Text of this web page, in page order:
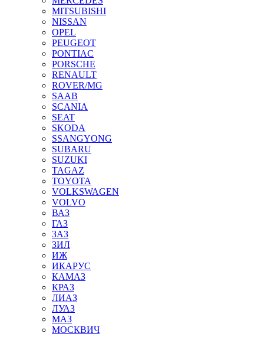
MITSUBISHI
NISSAN
OPEL
PEUGEOT
PONTIAC
PORSCHE
RENAULT
ROVER/MG
SAAB
SCANIA
SEAT
SKODA
SSANGYONG
SUBARU
SUZUKI
TAGAZ
TOYOTA
VOLKSWAGEN
VOLVO
ВАЗ
ГАЗ
ЗАЗ
ЗИЛ
ИЖ
ИКАРУС
КАМАЗ
КРАЗ
ЛИАЗ
ЛУАЗ
МАЗ
МОСКВИЧ